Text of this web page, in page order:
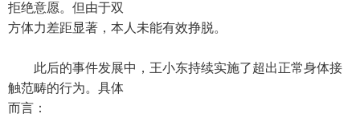
拒绝意愿。但由于双
方体力差距显著，本人未能有效挣脱。
此后的事件发展中，王小东持续实施了超出正常身体接
触范畴的行为。具体
而言：